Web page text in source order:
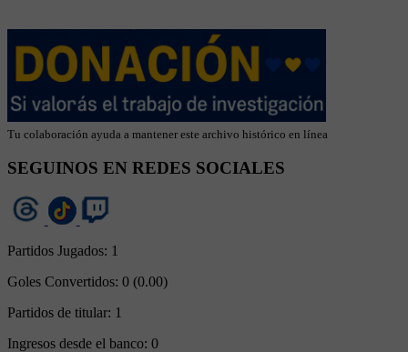
Tu colaboración ayuda a mantener este archivo histórico en línea
SEGUINOS EN REDES SOCIALES
Partidos Jugados: 1
Goles Convertidos: 0 (0.00)
Partidos de titular: 1
Ingresos desde el banco: 0